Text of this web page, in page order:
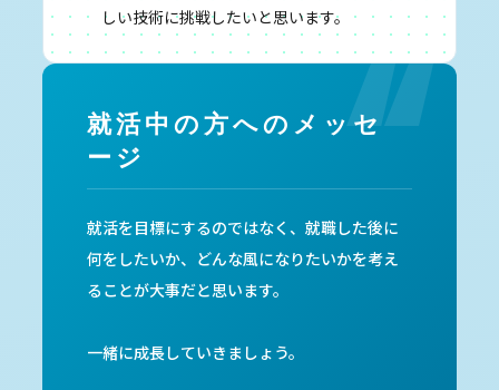
しい技術に挑戦したいと思います。
就活中の方へのメッセ
ージ
就活を目標にするのではなく、就職した後に
何をしたいか、どんな風になりたいかを考え
ることが大事だと思います。
一緒に成長していきましょう。